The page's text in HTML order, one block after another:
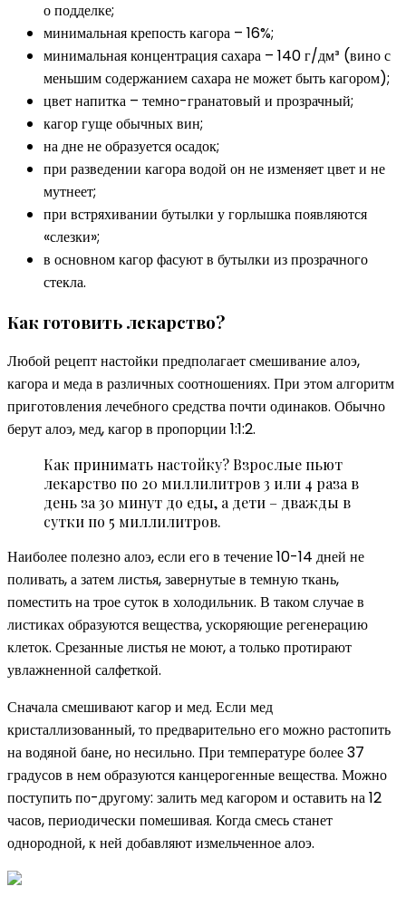
о подделке;
минимальная крепость кагора – 16%;
минимальная концентрация сахара – 140 г/дм³ (вино с
меньшим содержанием сахара не может быть кагором);
цвет напитка – темно-гранатовый и прозрачный;
кагор гуще обычных вин;
на дне не образуется осадок;
при разведении кагора водой он не изменяет цвет и не
мутнеет;
при встряхивании бутылки у горлышка появляются
«слезки»;
в основном кагор фасуют в бутылки из прозрачного
стекла.
Как готовить лекарство?
Любой рецепт настойки предполагает смешивание алоэ,
кагора и меда в различных соотношениях. При этом алгоритм
приготовления лечебного средства почти одинаков. Обычно
берут алоэ, мед, кагор в пропорции 1:1:2.
Как принимать настойку? Взрослые пьют
лекарство по 20 миллилитров 3 или 4 раза в
день за 30 минут до еды, а дети – дважды в
сутки по 5 миллилитров.
Наиболее полезно алоэ, если его в течение 10-14 дней не
поливать, а затем листья, завернутые в темную ткань,
поместить на трое суток в холодильник. В таком случае в
листиках образуются вещества, ускоряющие регенерацию
клеток. Срезанные листья не моют, а только протирают
увлажненной салфеткой.
Сначала смешивают кагор и мед. Если мед
кристаллизованный, то предварительно его можно растопить
на водяной бане, но несильно. При температуре более 37
градусов в нем образуются канцерогенные вещества. Можно
поступить по-другому: залить мед кагором и оставить на 12
часов, периодически помешивая. Когда смесь станет
однородной, к ней добавляют измельченное алоэ.